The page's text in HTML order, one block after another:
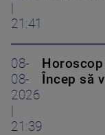
21:41
08-
08-
2026
21:39
Încep să